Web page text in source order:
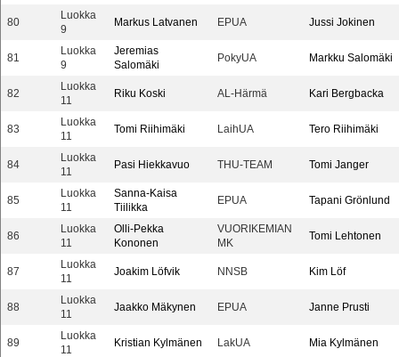
80
Luokka
9
Markus Latvanen EPUA Jussi Jokinen
81
Luokka
9
Jeremias
Salomäki
PokyUA Markku Salomäki
82
Luokka
11
Riku Koski AL-Härmä Kari Bergbacka
83
Luokka
11
Tomi Riihimäki LaihUA Tero Riihimäki
84
Luokka
11
Pasi Hiekkavuo THU-TEAM Tomi Janger
85
Luokka
11
Sanna-Kaisa
Tiilikka
EPUA Tapani Grönlund
86
Luokka
11
Olli-Pekka
Kononen
VUORIKEMIAN
MK
Tomi Lehtonen
87
Luokka
11
Joakim Löfvik NNSB Kim Löf
88
Luokka
11
Jaakko Mäkynen EPUA Janne Prusti
89
Luokka
11
Kristian Kylmänen LakUA Mia Kylmänen